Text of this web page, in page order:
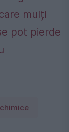
mulți
pot pierde